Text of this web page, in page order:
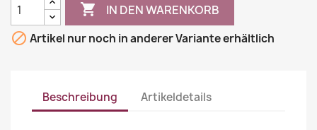
 IN DEN WARENKORB
 Artikel nur noch in anderer Variante erhältlich
Beschreibung Artikeldetails